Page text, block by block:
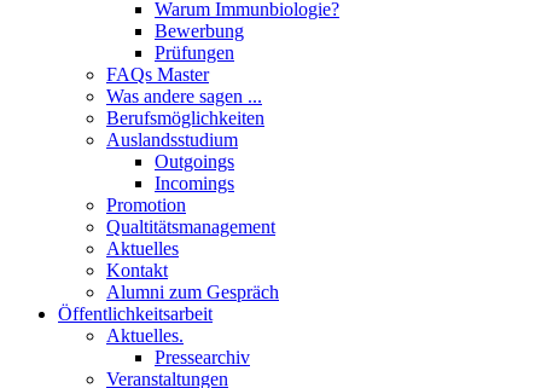
Warum Immunbiologie?
Bewerbung
Prüfungen
FAQs Master
Was andere sagen ...
Berufsmöglichkeiten
Auslandsstudium
Outgoings
Incomings
Promotion
Qualtitätsmanagement
Aktuelles
Kontakt
Alumni zum Gespräch
Öffentlichkeitsarbeit
Aktuelles.
Pressearchiv
Veranstaltungen